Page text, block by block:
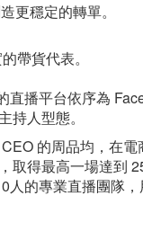
更穩定的轉單。
帶貨代表。
播平台依序為
人型態。
的周品均，在
取得最高一場達到
的專業直播團隊